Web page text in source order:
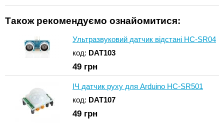
Також рекомендуємо ознайомитися:
Ультразвуковий датчик відстані HC-SR04
код: DAT103
49 грн
ІЧ датчик руху для Arduino HC-SR501
код: DAT107
49 грн